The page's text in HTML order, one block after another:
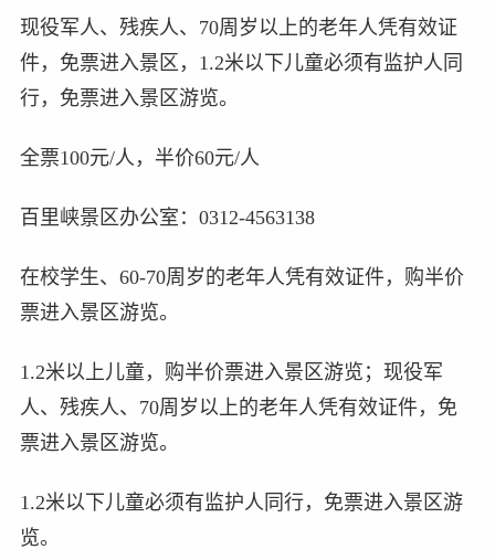
现役军人、残疾人、70周岁以上的老年人凭有效证
件，免票进入景区，1.2米以下儿童必须有监护人同
行，免票进入景区游览。
全票100元/人，半价60元/人
百里峡景区办公室：0312-4563138
在校学生、60-70周岁的老年人凭有效证件，购半价
票进入景区游览。
1.2米以上儿童，购半价票进入景区游览；现役军
人、残疾人、70周岁以上的老年人凭有效证件，免
票进入景区游览。
1.2米以下儿童必须有监护人同行，免票进入景区游
览。